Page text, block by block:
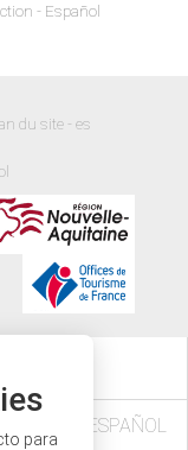
- Español
du site - es
- ESPAÑOL
para